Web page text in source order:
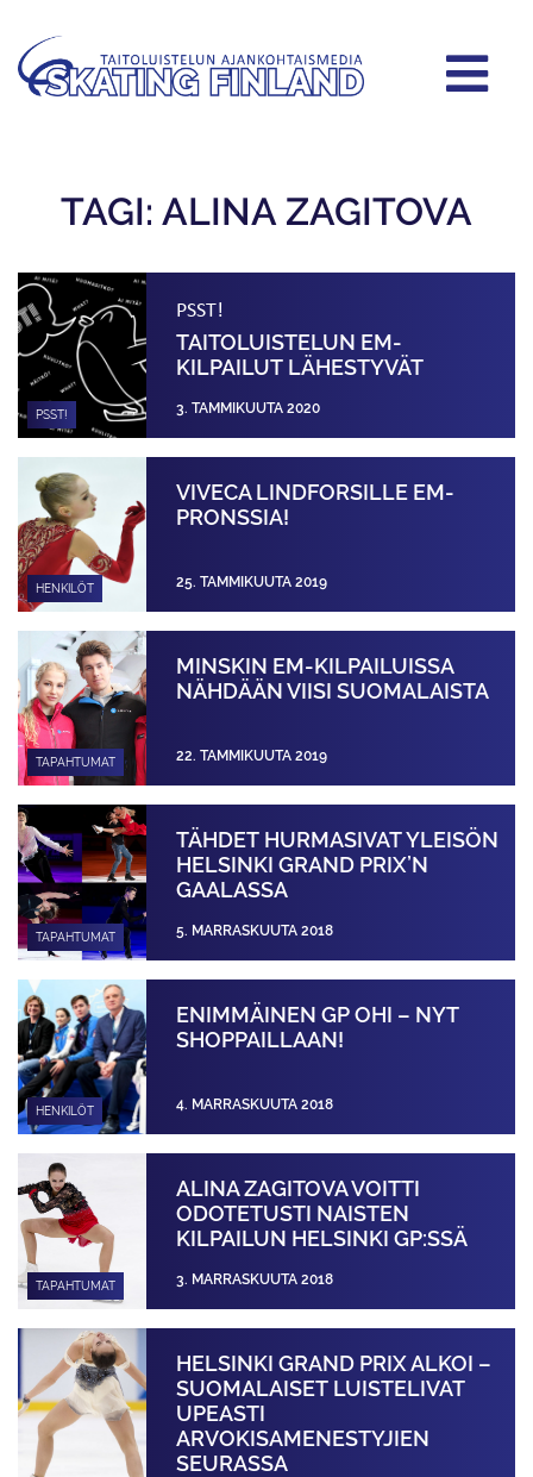
TAGI: ALINA ZAGITOVA
PSST!
PSST!
TAITOLUISTELUN EM-
KILPAILUT LÄHESTYVÄT
3. TAMMIKUUTA 2020
HENKILÖT
VIVECA LINDFORSILLE EM-
PRONSSIA!
25. TAMMIKUUTA 2019
TAPAHTUMAT
MINSKIN EM-KILPAILUISSA
NÄHDÄÄN VIISI SUOMALAISTA
22. TAMMIKUUTA 2019
TAPAHTUMAT
TÄHDET HURMASIVAT YLEISÖN
HELSINKI GRAND PRIX’N
GAALASSA
5. MARRASKUUTA 2018
HENKILÖT
ENIMMÄINEN GP OHI – NYT
SHOPPAILLAAN!
4. MARRASKUUTA 2018
TAPAHTUMAT
ALINA ZAGITOVA VOITTI
ODOTETUSTI NAISTEN
KILPAILUN HELSINKI GP:SSÄ
3. MARRASKUUTA 2018
HELSINKI GRAND PRIX ALKOI –
SUOMALAISET LUISTELIVAT
UPEASTI
ARVOKISAMENESTYJIEN
SEURASSA